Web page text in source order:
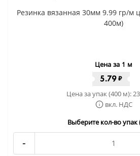
Резинка вязанная 30мм 9.99 гр/м
400м)
Цена за 1 м
5.79₽
Цена за упак (400 м):
вкл. НДС
Выберите кол-во упак
-